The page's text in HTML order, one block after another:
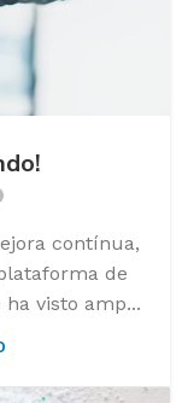
contínua,
de
visto amp...